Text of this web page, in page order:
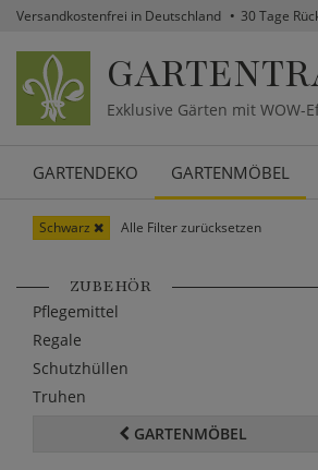
Versandkostenfrei in Deutschland 30 Tage
Exklusive Gärten mit WOW-
GARTENDEKO GARTENMÖBEL
Schwarz Alle Filter zurücksetzen
ZUBEHÖR
Pflegemittel
Regale
Schutzhüllen
Truhen
GARTENMÖBEL